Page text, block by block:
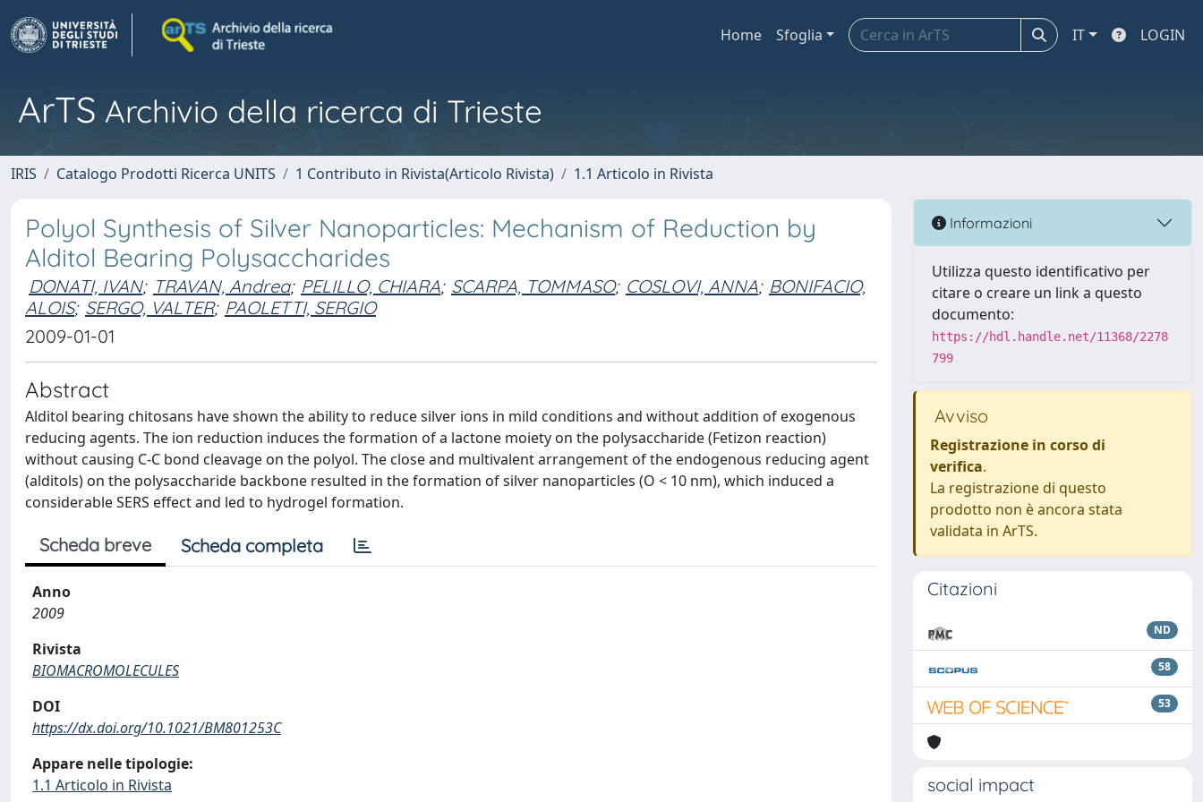
Home Sfoglia IT LOGIN
ArTS Archivio della ricerca di Trieste
IRIS Catalogo Prodotti Ricerca UNITS 1 Contributo in Rivista(Articolo Rivista) 1.1 Articolo in Rivista
Polyol Synthesis of Silver Nanoparticles: Mechanism of Reduction by
Alditol Bearing Polysaccharides
DONATI, IVAN; TRAVAN, Andrea; PELILLO, CHIARA; SCARPA, TOMMASO; COSLOVI, ANNA; BONIFACIO,
ALOIS; SERGO, VALTER; PAOLETTI, SERGIO
2009-01-01
Abstract
Alditol bearing chitosans have shown the ability to reduce silver ions in mild conditions and without addition of exogenous
reducing agents. The ion reduction induces the formation of a lactone moiety on the polysaccharide (Fetizon reaction)
without causing C-C bond cleavage on the polyol. The close and multivalent arrangement of the endogenous reducing agent
(alditols) on the polysaccharide backbone resulted in the formation of silver nanoparticles (O < 10 nm), which induced a
considerable SERS effect and led to hydrogel formation.
Scheda breve Scheda completa
Anno
2009
Rivista
BIOMACROMOLECULES
DOI
https://dx.doi.org/10.1021/BM801253C
Appare nelle tipologie:
1.1 Articolo in Rivista
Informazioni
Utilizza questo identificativo per
citare o creare un link a questo
documento:
https://hdl.handle.net/11368/2278
799
Avviso
Registrazione in corso di
verifica.
La registrazione di questo
prodotto non è ancora stata
validata in ArTS.
Citazioni
ND
58
53
social impact